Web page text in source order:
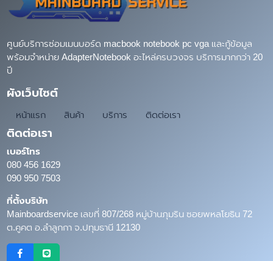
ศูนย์บริการซ่อมเมนบอร์ด macbook notebook pc vga และกู้ข้อมูล
พร้อมจำหน่าย AdapterNotebook อะไหล่ครบวงจร บริการมากกว่า 20
ปี
ผังเว็บไซต์
หน้าแรก สินค้า บริการ ติดต่อเรา
ติดต่อเรา
เบอร์โทร
080 456 1629
090 950 7503
ที่ตั้งบริษัท
Mainboardservice เลขที่ 807/268 หมู่บ้านภุมริน ซอยพหลโยธิน 72
ต.คูคต อ.ลำลูกกา จ.ปทุมธานี 12130